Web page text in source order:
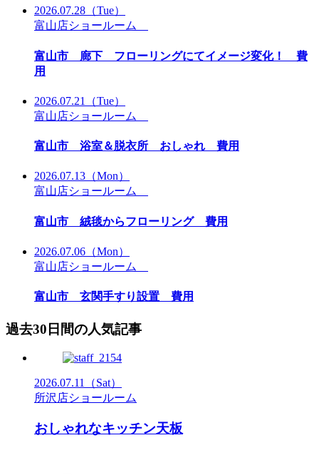
2026.07.28 （Tue）
富山店ショールーム
富山市 廊下 フローリングにてイメージ変化！ 費
用
2026.07.21
（Tue）
富山店ショールーム
富山市 浴室＆脱衣所 おしゃれ 費用
2026.07.13 （Mon）
富山店ショールーム
富山市 絨毯からフローリング 費用
2026.07.06 （Mon）
富山店ショールーム
富山市 玄関手すり設置 費用
過去30日間の人気記事
2026.07.11
（Sat）
所沢店ショールーム
おしゃれなキッチン天板